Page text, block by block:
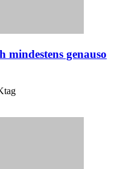
mindestens genauso